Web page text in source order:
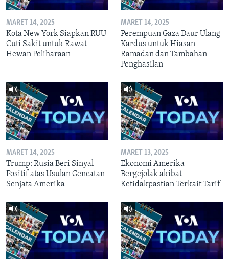
MARET 14, 2025
Kota New York Siapkan RUU
Cuti Sakit untuk Rawat
Hewan Peliharaan
MARET 14, 2025
Perempuan Gaza Daur Ulang
Kardus untuk Hiasan
Ramadan dan Tambahan
Penghasilan
MARET 14, 2025
Trump: Rusia Beri Sinyal
Positif atas Usulan Gencatan
Senjata Amerika
MARET 13, 2025
Ekonomi Amerika
Bergejolak akibat
Ketidakpastian Terkait Tarif